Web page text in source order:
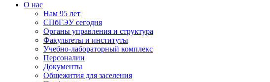
О нас
Нам 95 лет
СПбГЭУ сегодня
Органы управления и структура
Факультеты и институты
Учебно-лабораторный комплекс
Персоналии
Документы
Общежития для заселения